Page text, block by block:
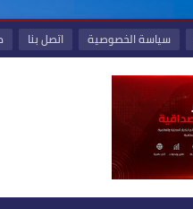
سياسة الخصوصية اتصل بنا